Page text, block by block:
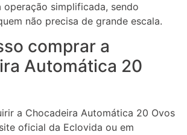
operação simplificada, sendo
não precisa de grande escala.
comprar a
Automática 20
a Chocadeira Automática 20 Ovos
oficial da Eclovida ou em